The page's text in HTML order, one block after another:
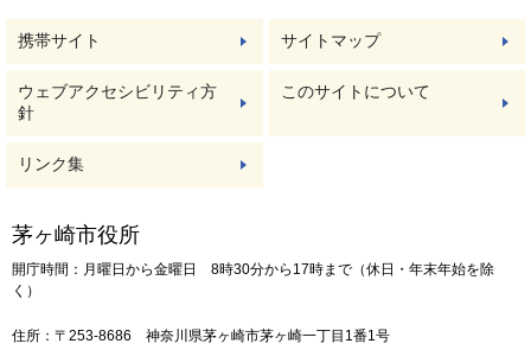
携帯サイト サイトマップ
ウェブアクセシビリティ方
針
このサイトについて
リンク集
茅ヶ崎市役所
開庁時間：月曜日から金曜日 8時30分から17時まで（休日・年末年始を除
く）
住所：〒253-8686 神奈川県茅ヶ崎市茅ヶ崎一丁目1番1号